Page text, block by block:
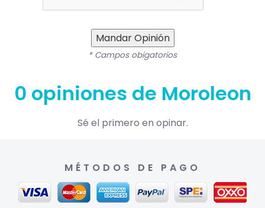
Mandar Opinión
* Campos obigatorios
0 opiniones de Moroleon
Sé el primero en opinar.
MÉTODOS DE PAGO